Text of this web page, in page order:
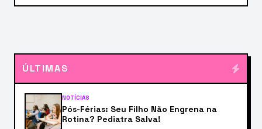
ÚLTIMAS
NOTÍCIAS
Pós-Férias: Seu Filho Não Engrena na
Rotina? Pediatra Salva!